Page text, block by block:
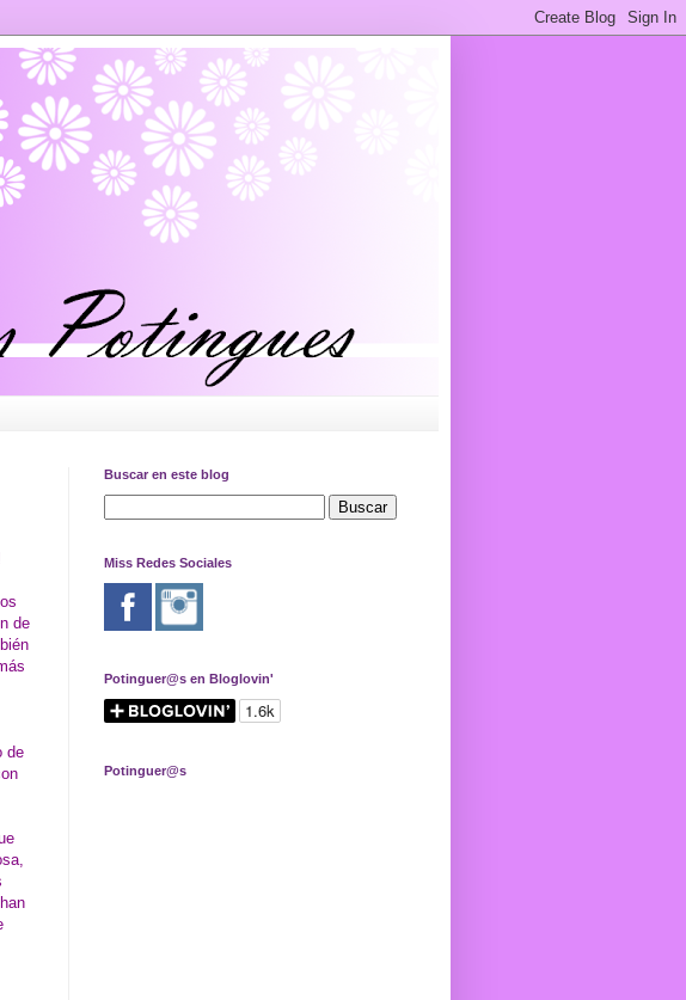
de
de
Buscar en este blog
Miss Redes Sociales
Potinguer@s en Bloglovin'
Potinguer@s